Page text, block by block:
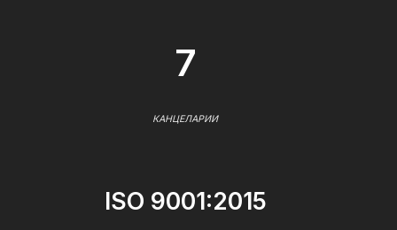
7
КАНЦЕЛАРИИ
ISO 9001:2015